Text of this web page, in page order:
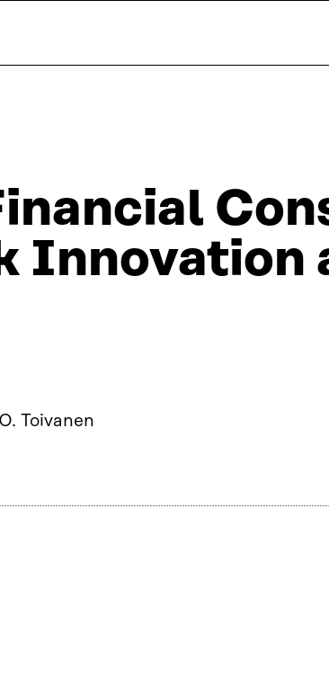
Innovation
Toivanen